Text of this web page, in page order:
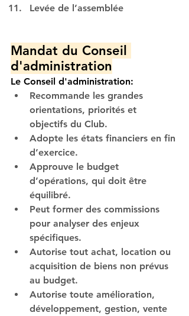
Levée de l’assemblée
Mandat du Conseil
d'administration
Le Conseil d'administration:
Recommande les grandes
orientations, priorités et
objectifs du Club.
Adopte les états financiers en fin
d’exercice.
Approuve le budget
d’opérations, qui doit être
équilibré.
Peut former des commissions
pour analyser des enjeux
spécifiques.
Autorise tout achat, location ou
acquisition de biens non prévus
au budget.
Autorise toute amélioration,
développement, gestion, vente